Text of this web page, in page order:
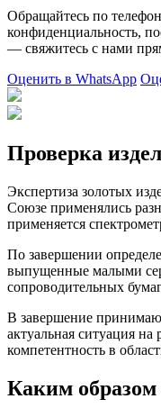
Обращайтесь по
конфиденциальность,
— свяжитесь с нами
Оценить в WhatsApp
Проверка
Экспертиза золотых
Союзе применялись
применяется
По завершении
выпущенные малыми
сопроводительных
В завершение
актуальная ситуация
компетентность в
Каким образом